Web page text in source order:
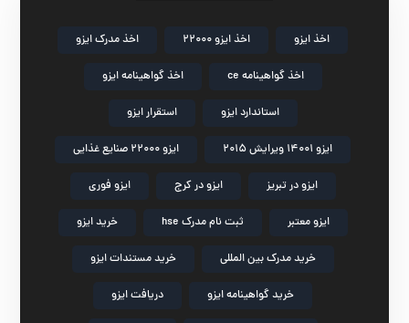
اخذ ایزو اخذ ایزو 22000 اخذ مدرک ایزو
اخذ گواهینامه ce اخذ گواهینامه ایزو
استاندارد ایزو استقرار ایزو
ایزو 14001 ویرایش 2015 ایزو 22000 صنایع غذایی
ایزو در تبریز ایزو در کرج ایزو فوری
ایزو معتبر ثبت نام مدرک hse خرید ایزو
خرید مدرک بین المللی خرید مستندات ایزو
خرید گواهینامه ایزو دریافت ایزو